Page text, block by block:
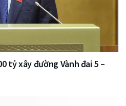
tỷ xây đường Vành đai 5 –